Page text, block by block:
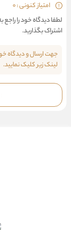
امتیاز کنونی : 0
لطفا دیدگاه خود را راجع
اشتراک بگذارید.
جهت ارسال و دیدگاه
لینک زیر کلیک نمایید.